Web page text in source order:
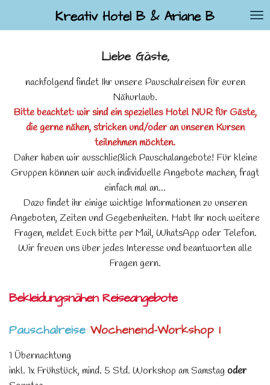
Hauptinhalt
Kreativ Hotel B & Ariane B
Liebe Gäste,
nachfolgend findet Ihr unsere Pauschalreisen für euren
Nähurlaub.
Bitte beachtet: wir sind ein spezielles Hotel NUR für Gäste,
die gerne nähen, stricken und/oder an unseren Kursen
teilnehmen möchten.
Daher haben wir ausschließlich Pauschalangebote! Für kleine
Gruppen können wir auch individuelle Angebote machen, fragt
einfach mal an...
Dazu findet ihr einige wichtige Informationen zu unseren
Angeboten, Zeiten und Gegebenheiten. Habt Ihr noch weitere
Fragen, meldet Euch bitte per Mail, WhatsApp oder Telefon.
Wir freuen uns über jedes Interesse und beantworten alle
Fragen gern.
Bekleidungsnähen Reiseangebote
Pauschalreise Wochenend-Workshop 1
1 Übernachtung
inkl. 1x Frühstück, mind. 5 Std. Workshop am Samstag oder